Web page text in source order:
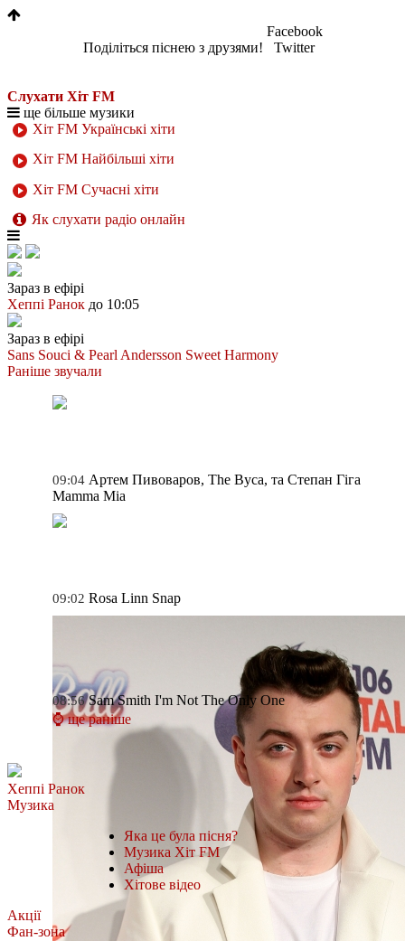
Поділіться піснею з друзями!
Facebook
Twitter
Слухати Хіт FM
ще більше музики
Хіт FM Українські хіти
Хіт FM Найбільші хіти
Хіт FM Сучасні хіти
Як слухати радіо онлайн
Зараз в ефірі
Хеппі Ранок до 10:05
Зараз в ефірі
Sans Souci & Pearl Andersson Sweet Harmony
Раніше звучали
09:04 Артем Пивоваров, The Вуса, та Степан Гіга
Mamma Mia
09:02 Rosa Linn Snap
08:56 Sam Smith I'm Not The Only One
⌚ ще раніше
Хеппі Ранок
Музика
Яка це була пісня?
Музика Хіт FM
Афіша
Хітове відео
Акції
Фан-зона